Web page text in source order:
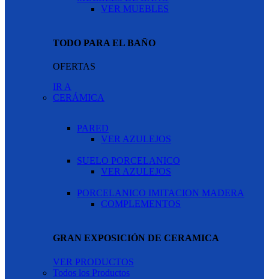
VER MUEBLES
TODO PARA EL BAÑO
OFERTAS
IR A
CERÁMICA
PARED
VER AZULEJOS
SUELO PORCELANICO
VER AZULEJOS
PORCELANICO IMITACION MADERA
COMPLEMENTOS
GRAN EXPOSICIÓN DE CERAMICA
VER PRODUCTOS
Todos los Productos